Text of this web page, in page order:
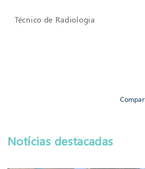
Técnico de Radiologia
Notícias destacadas